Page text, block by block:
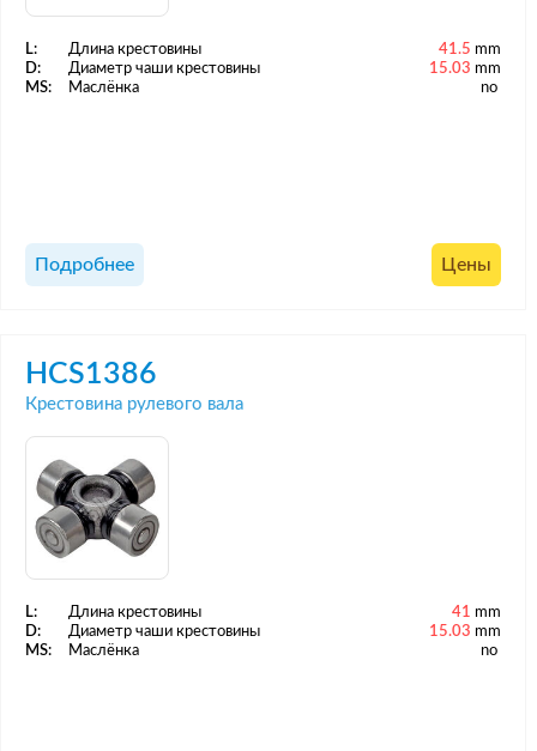
L: Длина крестовины 41.5 mm
D:
Диаметр чаши крестовины 15.03 mm
MS:
Маслёнка no
Подробнее Цены
HCS1386
Крестовина рулевого вала
L: Длина крестовины 41
mm
D:
Диаметр чаши крестовины 15.03 mm
MS:
Маслёнка no